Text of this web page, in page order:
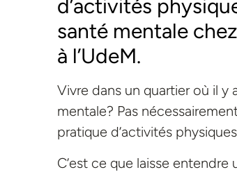
d’activités
santé mentale
à l’UdeM.
Vivre dans un quartier où il y
mentale? Pas
pratique d’activités
C’est ce que laisse